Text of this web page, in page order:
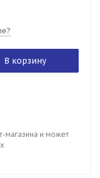
В корзину
магазина и может